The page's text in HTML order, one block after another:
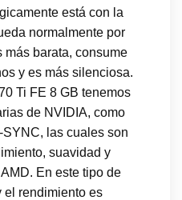
está con la
normalmente por
más barata, consume
y es más silenciosa.
Ti FE 8 GB tenemos
de NVIDIA, como
las cuales son
suavidad y
En este tipo de
el rendimiento es